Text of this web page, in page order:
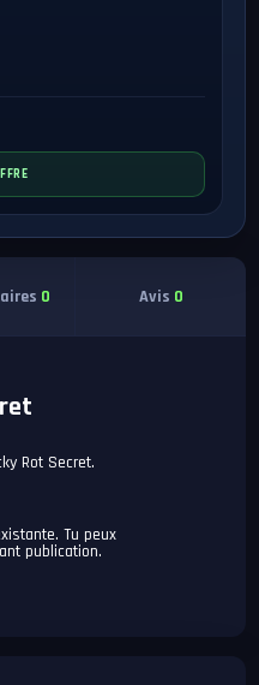
0 Avis 0
Rot Secret.
Tu peux
publication.